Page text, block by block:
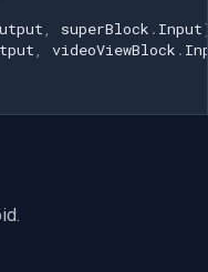
superBlock . Input
videoViewBlock .